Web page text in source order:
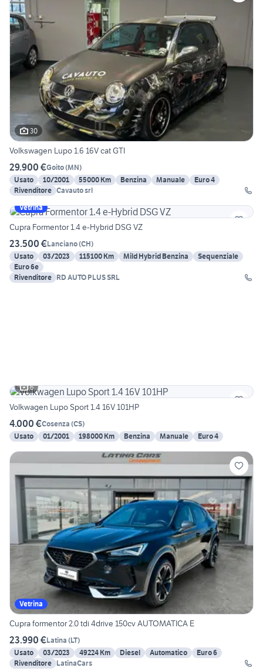
30
Volkswagen Lupo 1.6 16V cat GTI
29.900 €Goito(MN)
Usato
10/2001 55000 Km Benzina Manuale
Euro 4
Rivenditore Cavauto srl
Vetrina
Cupra Formentor 1.4 e-Hybrid DSG VZ
23.500 €Lanciano(CH)
Usato
03/2023 115100 Km Mild Hybrid Benzina
Sequenziale
Euro 6e
Rivenditore RD AUTO PLUS SRL
6
Volkwagen Lupo Sport 1.4 16V 101HP
4.000 €Cosenza (CS)
Usato
01/2001 198000 Km Benzina Manuale Euro 4
Vetrina
Cupra formentor 2.0 tdi 4drive 150cv AUTOMATICA E
23.990 €Latina (LT)
Usato
03/2023 49224 Km Diesel Automatico
Euro 6
Rivenditore LatinaCars